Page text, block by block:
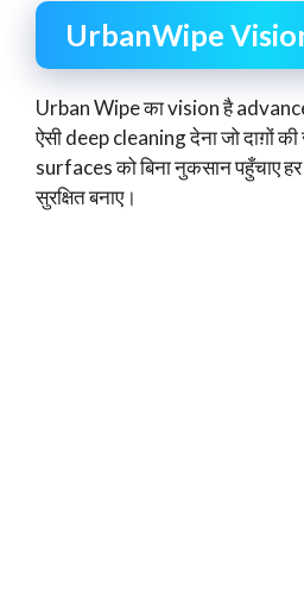
UrbanWipe
Urban Wipe का vision है
ऐसी deep cleaning देना जो दाग़ों
surfaces को बिना नुकसान पहुँचाए
सुरक्षित बनाए।